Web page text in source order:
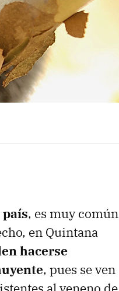
, es muy común
en Quintana
hacerse
, pues se ven